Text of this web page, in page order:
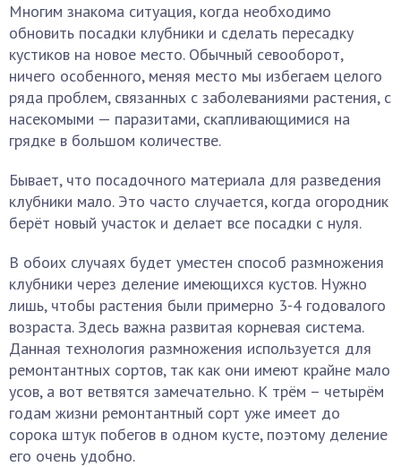
Многим знакома ситуация, когда необходимо
обновить посадки клубники и сделать пересадку
кустиков на новое место. Обычный севооборот,
ничего особенного, меняя место мы избегаем целого
ряда проблем, связанных с заболеваниями растения, с
насекомыми — паразитами, скапливающимися на
грядке в большом количестве.
Бывает, что посадочного материала для разведения
клубники мало. Это часто случается, когда огородник
берёт новый участок и делает все посадки с нуля.
В обоих случаях будет уместен способ размножения
клубники через деление имеющихся кустов. Нужно
лишь, чтобы растения были примерно 3-4 годовалого
возраста. Здесь важна развитая корневая система.
Данная технология размножения используется для
ремонтантных сортов, так как они имеют крайне мало
усов, а вот ветвятся замечательно. К трём – четырём
годам жизни ремонтантный сорт уже имеет до
сорока штук побегов в одном кусте, поэтому деление
его очень удобно.